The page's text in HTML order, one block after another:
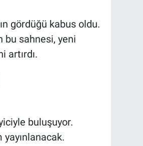
gördüğü kabus oldu.
bu sahnesi, yeni
artırdı.
buluşuyor.